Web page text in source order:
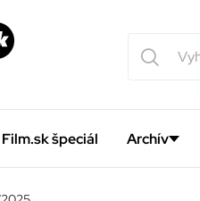
Film.sk špeciál Archív